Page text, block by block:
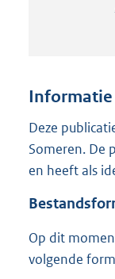
Informatie
Deze
Someren. De
en heeft als
Op dit
volgende